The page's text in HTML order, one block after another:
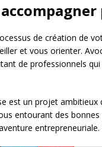
de création de
et vous orienter.
de professionnels
est un projet ambitieux
entourant des
entrepreneuriale.